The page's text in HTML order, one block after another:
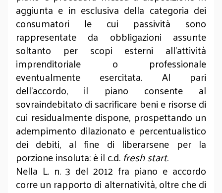
aggiunta e in esclusiva della categoria dei
consumatori le cui passività sono
rappresentate da obbligazioni assunte
soltanto per scopi esterni all'attività
imprenditoriale o professionale
eventualmente esercitata. Al pari
dell’accordo, il piano consente al
sovraindebitato di sacrificare beni e risorse di
cui residualmente dispone, prospettando un
adempimento dilazionato e percentualistico
dei debiti, al fine di liberarsene per la
porzione insoluta: è il c.d.fresh start.
Nella L. n. 3 del 2012 fra piano e accordo
corre un rapporto di alternatività, oltre che di